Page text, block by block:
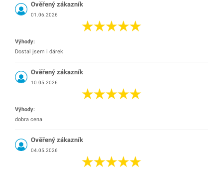
Ověřený zákazník
01.06.2026
Výhody:
Dostal jsem i dárek
Ověřený zákazník
10.05.2026
Výhody:
dobra cena
Ověřený zákazník
04.05.2026